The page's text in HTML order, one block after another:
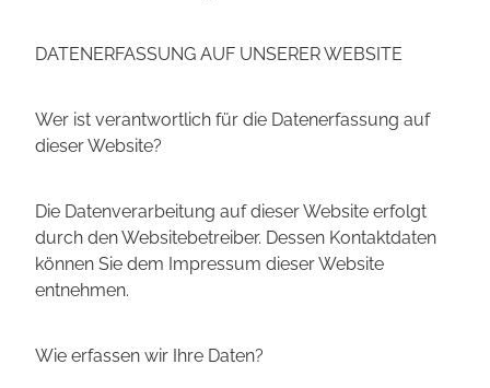
DATENERFASSUNG AUF UNSERER WEBSITE
Wer ist verantwortlich für die Datenerfassung auf
dieser Website?
Die Datenverarbeitung auf dieser Website erfolgt
durch den Websitebetreiber. Dessen Kontaktdaten
können Sie dem Impressum dieser Website
entnehmen.
Wie erfassen wir Ihre Daten?